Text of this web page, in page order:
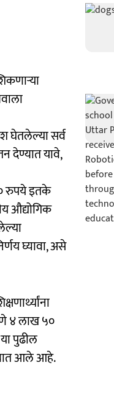
घेतलेल्या सर्व
देण्यात यावे,
रुपये इतके
औद्योगिक
घ्यावा, असे
४ लाख ५०
पुढील
आले आहे.